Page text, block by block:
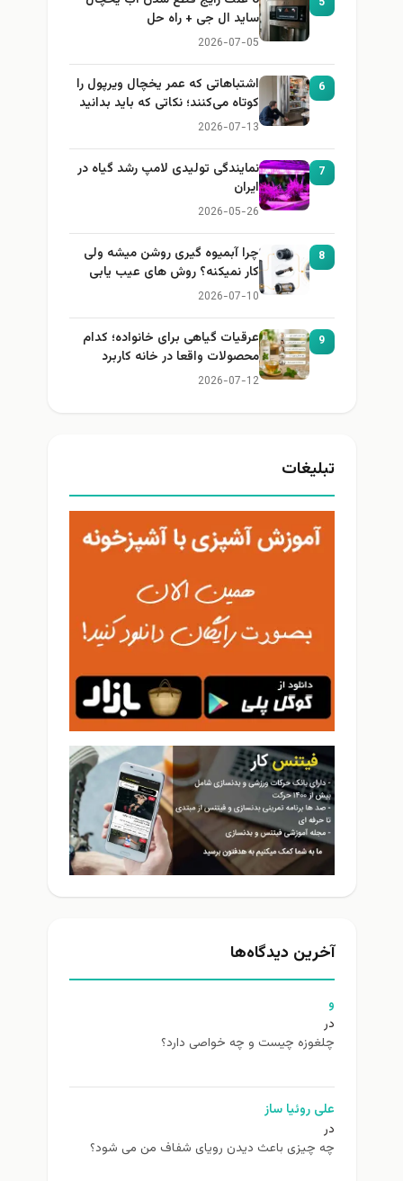
ساید ال جی + راه حل
2026-07-05
6
اشتباهاتی که عمر یخچال ویرپول را
کوتاه می‌کنند؛ نکاتی که باید بدانید
2026-07-13
7
نمایندگی تولیدی لامپ رشد گیاه در
ایران
2026-05-26
8
چرا آبمیوه گیری روشن میشه ولی
کار نمیکنه؟ روش های عیب یابی
2026-07-10
9
عرقیات گیاهی برای خانواده؛ کدام
محصولات واقعا در خانه کاربرد
دارند؟
2026-07-12
تبلیغات
آخرین دیدگاه‌ها
و
در
چلغوزه چیست و چه خواصی دارد؟
علی روئیا ساز
در
چه چیزی باعث دیدن رویای شفاف من می شود؟